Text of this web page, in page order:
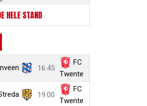
HELE STAND
16:45
FC
Twente
19:00
FC
Twente